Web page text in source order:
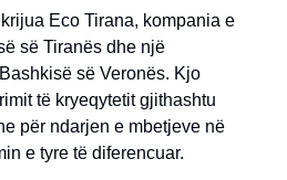
Eco Tirana, kompania e
së Tiranës dhe një
së Veronës. Kjo
të kryeqytetit gjithashtu
për ndarjen e mbetjeve në
e tyre të diferencuar.